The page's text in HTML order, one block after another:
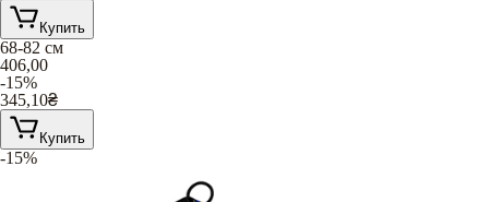
Купить
68-82 см
406,00
-15%
345,10₴
Купить
-15%